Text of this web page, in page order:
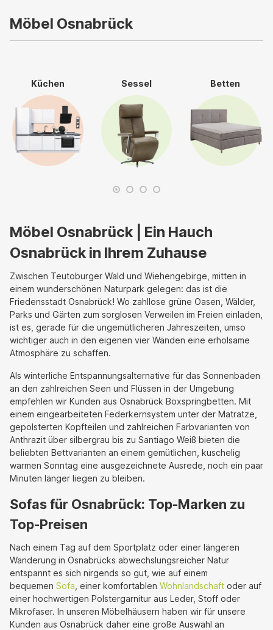
Möbel Osnabrück
Küchen Sessel Betten
Möbel Osnabrück | Ein Hauch
Osnabrück in Ihrem Zuhause
Zwischen Teutoburger Wald und Wiehengebirge, mitten in
einem wunderschönen Naturpark gelegen: das ist die
Friedensstadt Osnabrück! Wo zahllose grüne Oasen, Wälder,
Parks und Gärten zum sorglosen Verweilen im Freien einladen,
ist es, gerade für die ungemütlicheren Jahreszeiten, umso
wichtiger auch in den eigenen vier Wänden eine erholsame
Atmosphäre zu schaffen.
Als winterliche Entspannungsalternative für das Sonnenbaden
an den zahlreichen Seen und Flüssen in der Umgebung
empfehlen wir Kunden aus Osnabrück Boxspringbetten. Mit
einem eingearbeiteten Federkernsystem unter der Matratze,
gepolsterten Kopfteilen und zahlreichen Farbvarianten von
Anthrazit über silbergrau bis zu Santiago Weiß bieten die
beliebten Bettvarianten an einem gemütlichen, kuschelig
warmen Sonntag eine ausgezeichnete Ausrede, noch ein paar
Minuten länger liegen zu bleiben.
Sofas für Osnabrück: Top-Marken zu
Top-Preisen
Nach einem Tag auf dem Sportplatz oder einer längeren
Wanderung in Osnabrücks abwechslungsreicher Natur
entspannt es sich nirgends so gut, wie auf einem
bequemen Sofa , einer komfortablen Wohnlandschaft oder auf
einer hochwertigen Polstergarnitur aus Leder, Stoff oder
Mikrofaser. In unseren Möbelhäusern haben wir für unsere
Kunden aus Osnabrück daher eine große Auswahl an